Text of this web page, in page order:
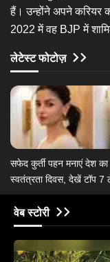
हैं। उन्होंने अपने करियर
2022 में वह BJP में
लेटेस्ट फोटोज़
​सफेद कुर्ती पहन मनाएं देश का
स्वतंत्रता दिवस, देखें टॉप 7
कुर्ती सलवार
वेब स्टोरी